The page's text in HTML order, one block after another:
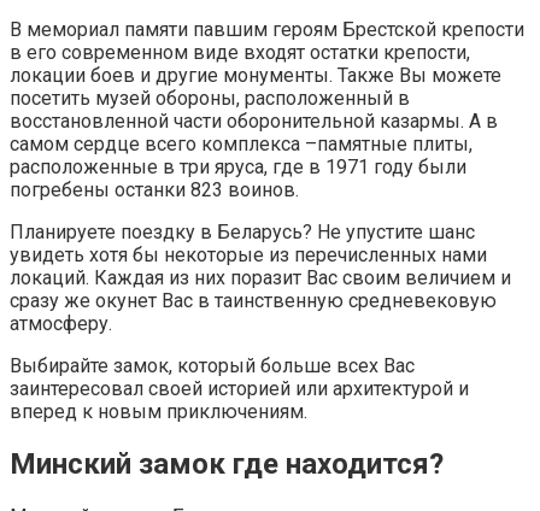
В мемориал памяти павшим героям Брестской крепости
в его современном виде входят остатки крепости,
локации боев и другие монументы. Также Вы можете
посетить музей обороны, расположенный в
восстановленной части оборонительной казармы. А в
самом сердце всего комплекса –памятные плиты,
расположенные в три яруса, где в 1971 году были
погребены останки 823 воинов.
Планируете поездку в Беларусь? Не упустите шанс
увидеть хотя бы некоторые из перечисленных нами
локаций. Каждая из них поразит Вас своим величием и
сразу же окунет Вас в таинственную средневековую
атмосферу.
Выбирайте замок, который больше всех Вас
заинтересовал своей историей или архитектурой и
вперед к новым приключениям.
Минский замок где находится?